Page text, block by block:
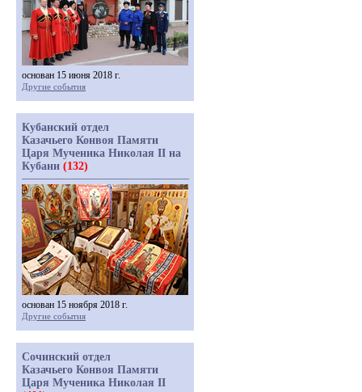
основан 15 июня 2018 г.
Другие события
Кубанский отдел
Казачьего Конвоя Памяти
Царя Мученика Николая II на
Кубани (132)
основан 15 ноября 2018 г.
Другие события
Сочинский отдел
Казачьего Конвоя Памяти
Царя Мученика Николая II